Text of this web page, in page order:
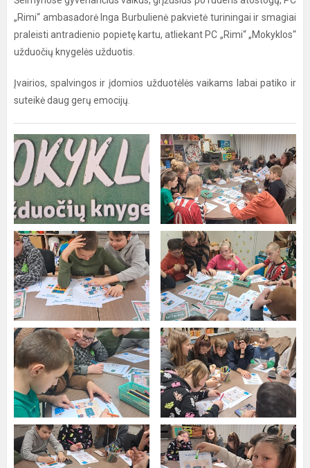
„Rimi“ ambasadorė Inga Burbulienė pakvietė turiningai ir smagiai
praleisti antradienio popietę kartu, atliekant PC „Rimi“ „Mokyklos“
užduočių knygelės užduotis.
Įvairios, spalvingos ir įdomios užduotėlės vaikams labai patiko ir
suteikė daug gerų emocijų.